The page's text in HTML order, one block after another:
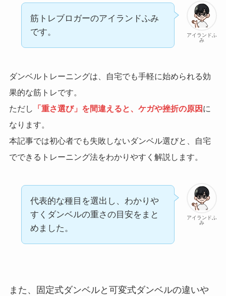
アイランドふ
み
筋トレブロガーのアイランドふみ
です。
ダンベルトレーニングは、自宅でも手軽に始められる効
果的な筋トレです。
ただし
「重さ選び」を間違えると、ケガや挫折の原因 に
なります。
本記事では初心者でも失敗しないダンベル選びと、自宅
でできるトレーニング法をわかりやすく解説します。
アイランドふ
み
代表的な種目を選出し、わかりや
すくダンベルの重さの目安をまと
めました。
また、固定式ダンベルと可変式ダンベルの違いや